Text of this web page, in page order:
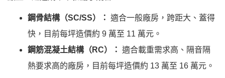
鋼骨結構（SC/SS）： 適合一般廠房，跨距大、蓋得
快，目前每坪造價約 9 萬至 11 萬元 。
鋼筋混凝土結構（RC）： 適合載重需求高、隔音隔
熱要求高的廠房，目前每坪造價約 13 萬至 16 萬元 。